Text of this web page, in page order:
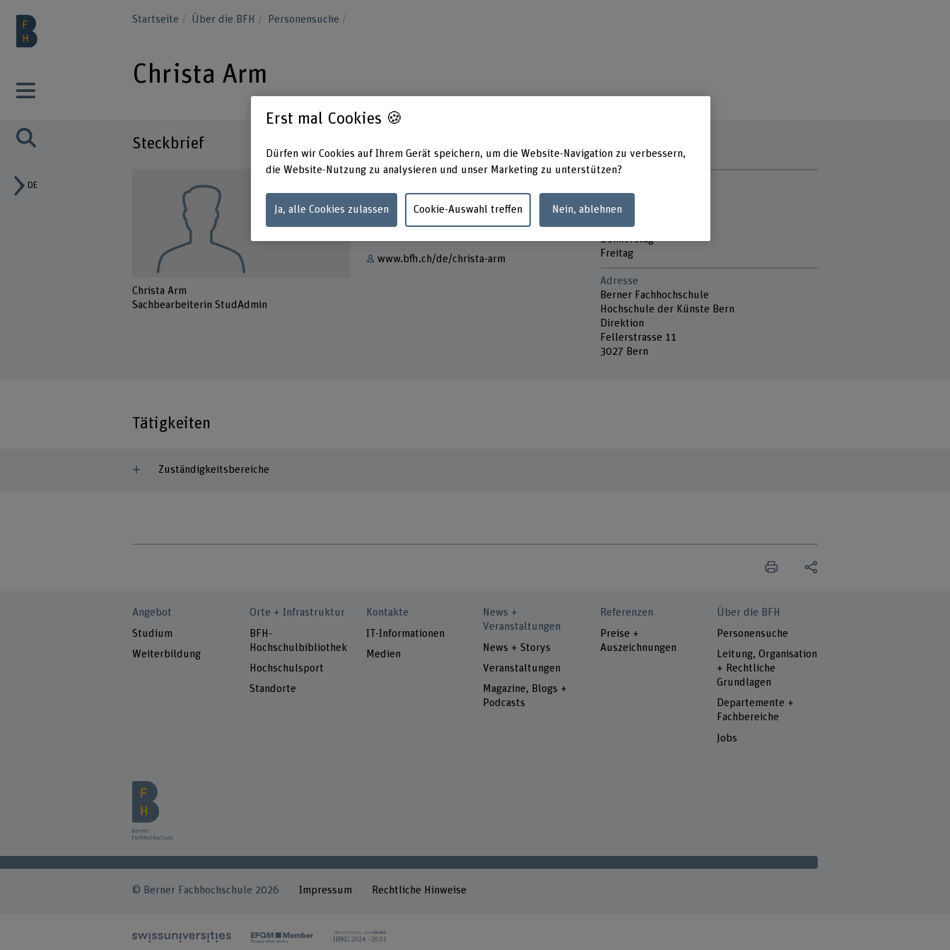
DE
Startseite Über die BFH Personensuche
Christa Arm
Steckbrief
Christa Arm
Sachbearbeiterin StudAdmin
+41 31 848 63 82
E-Mail anzeigen
www.bfh.ch/de/christa-arm
Montag
Dienstag
Mittwoch
Donnerstag
Freitag
Adresse
Berner Fachhochschule
Hochschule der Künste Bern
Direktion
Fellerstrasse 11
3027 Bern
Tätigkeiten
Zuständigkeitsbereiche
Angebot
Studium
Weiterbildung
Orte + Infrastruktur
BFH-
Hochschulbibliothek
Hochschulsport
Standorte
Kontakte
IT-Informationen
Medien
News +
Veranstaltungen
News + Storys
Veranstaltungen
Magazine, Blogs +
Podcasts
Referenzen
Preise +
Auszeichnungen
Über die BFH
Personensuche
Leitung, Organisation
+ Rechtliche
Grundlagen
Departemente +
Fachbereiche
Jobs
© Berner Fachhochschule 2026 Impressum Rechtliche Hinweise
Erst mal Cookies 🍪
Dürfen wir Cookies auf Ihrem Gerät speichern, um die Website-Navigation zu verbessern,
die Website-Nutzung zu analysieren und unser Marketing zu unterstützen?
Ja, alle Cookies zulassen Cookie-Auswahl treffen Nein, ablehnen